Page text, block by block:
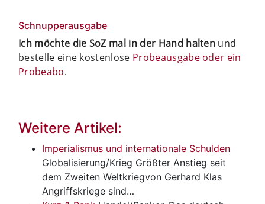
Schnupperausgabe
Ich möchte die SoZ mal in der Hand halten und
bestelle eine kostenlose Probeausgabe oder ein
Probeabo.
Weitere Artikel:
Imperialismus und internationale Schulden
Globalisierung/Krieg Größter Anstieg seit
dem Zweiten Weltkriegvon Gerhard Klas
Angriffskriege sind…